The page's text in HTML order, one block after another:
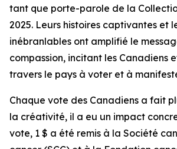
tant que porte-parole de la
2025. Leurs histoires captivantes et
inébranlables ont amplifié le
compassion, incitant les Canadiens
travers le pays à voter et à
Chaque vote des Canadiens a fait
la créativité, il a eu un impact
vote, 1 $ a été remis à la Société